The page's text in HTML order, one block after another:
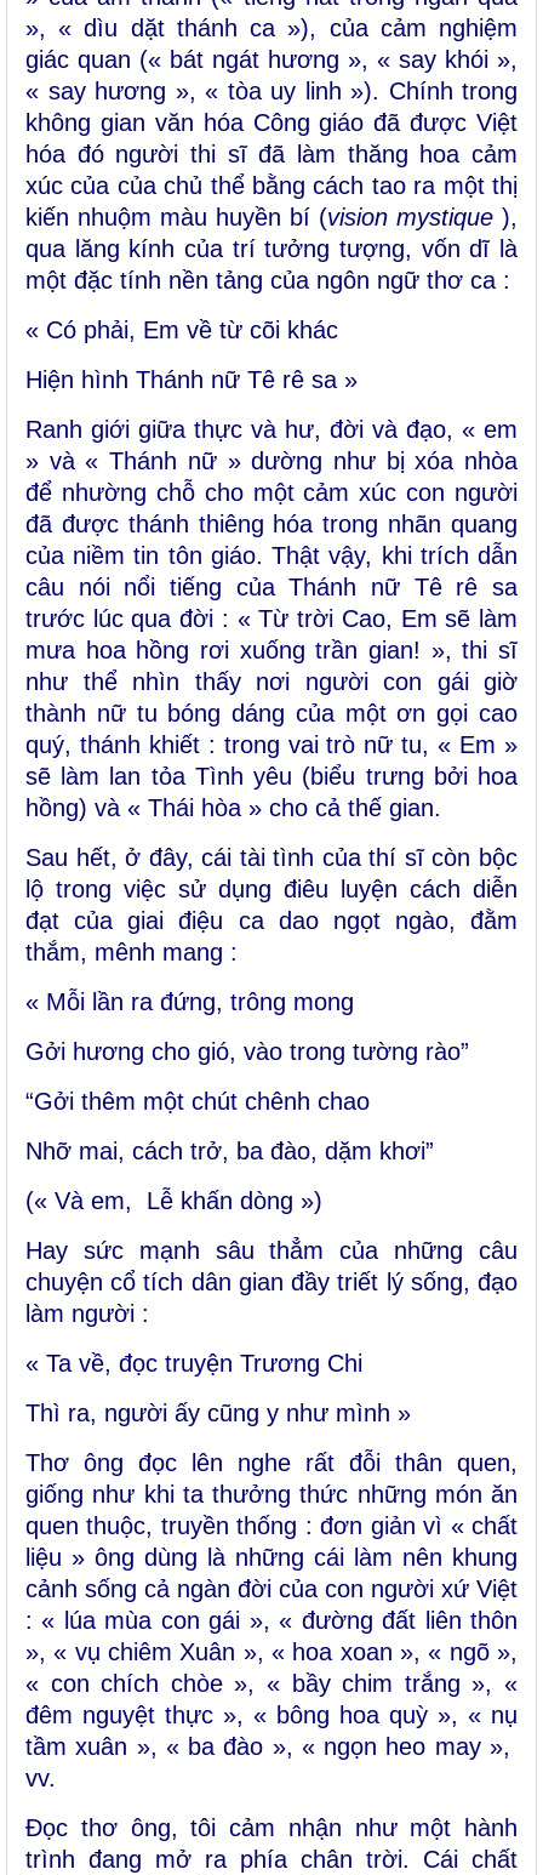
», « dìu dặt thánh ca »), của cảm nghiệm
giác quan (« bát ngát hương », « say khói »,
« say hương », « tòa uy linh »). Chính trong
không gian văn hóa Công giáo đã được Việt
hóa đó người thi sĩ đã làm thăng hoa cảm
xúc của của chủ thể bằng cách tao ra một thị
kiến nhuộm màu huyền bí (vision mystique ),
qua lăng kính của trí tưởng tượng, vốn dĩ là
một đặc tính nền tảng của ngôn ngữ thơ ca :
« Có phải, Em về từ cõi khác
Hiện hình Thánh nữ Tê rê sa »
Ranh giới giữa thực và hư, đời và đạo, « em
» và « Thánh nữ » dường như bị xóa nhòa
để nhường chỗ cho một cảm xúc con người
đã được thánh thiêng hóa trong nhãn quang
của niềm tin tôn giáo. Thật vậy, khi trích dẫn
câu nói nổi tiếng của Thánh nữ Tê rê sa
trước lúc qua đời : « Từ trời Cao, Em sẽ làm
mưa hoa hồng rơi xuống trần gian! », thi sĩ
như thể nhìn thấy nơi người con gái giờ
thành nữ tu bóng dáng của một ơn gọi cao
quý, thánh khiết : trong vai trò nữ tu, « Em »
sẽ làm lan tỏa Tình yêu (biểu trưng bởi hoa
hồng) và « Thái hòa » cho cả thế gian.
Sau hết, ở đây, cái tài tình của thí sĩ còn bộc
lộ trong việc sử dụng điêu luyện cách diễn
đạt của giai điệu ca dao ngọt ngào, đằm
thắm, mênh mang :
« Mỗi lần ra đứng, trông mong
Gởi hương cho gió, vào trong tường rào”
“Gởi thêm một chút chênh chao
Nhỡ mai, cách trở, ba đào, dặm khơi”
(« Và em, Lễ khấn dòng »)
Hay sức mạnh sâu thẳm của những câu
chuyện cổ tích dân gian đầy triết lý sống, đạo
làm người :
« Ta về, đọc truyện Trương Chi
Thì ra, người ấy cũng y như mình »
Thơ ông đọc lên nghe rất đỗi thân quen,
giống như khi ta thưởng thức những món ăn
quen thuộc, truyền thống : đơn giản vì « chất
liệu » ông dùng là những cái làm nên khung
cảnh sống cả ngàn đời của con người xứ Việt
: « lúa mùa con gái », « đường đất liên thôn
», « vụ chiêm Xuân », « hoa xoan », « ngõ »,
« con chích chòe », « bầy chim trắng », «
đêm nguyệt thực », « bông hoa quỳ », « nụ
tầm xuân », « ba đào », « ngọn heo may »,
vv.
Đọc thơ ông, tôi cảm nhận như một hành
trình đang mở ra phía chân trời. Cái chất